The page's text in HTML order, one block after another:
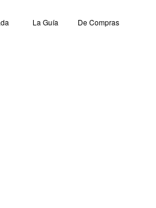
La Guía
De Compras